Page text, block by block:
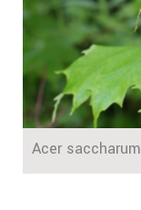
Acer saccharum